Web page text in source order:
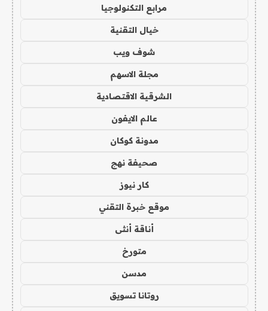
مرابع التكنولوجيا
خيال التقنية
شوف ويب
مجلة الاسهم
الشرقية الاقتصادية
عالم الايفون
مدونة كوكان
صحيفة نهج
كار نيوز
موقع خبرة التقني
أناقة أنثى
متورخ
مدسن
روتانا تسويق